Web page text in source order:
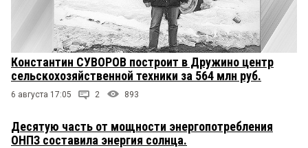
Константин СУВОРОВ построит в Дружино центр
сельскохозяйственной техники за 564 млн руб.
6 августа 17:05 2 893
Десятую часть от мощности энергопотребления
ОНПЗ составила энергия солнца.